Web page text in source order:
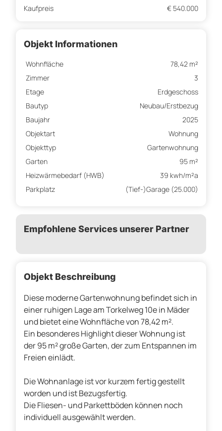
Kaufpreis € 540.000
Objekt Informationen
Wohnfläche
78,42 m²
Zimmer
3
Etage
Erdgeschoss
Bautyp
Neubau/Erstbezug
Baujahr
2025
Objektart
Wohnung
Objekttyp
Gartenwohnung
Garten
95 m²
Heizwärmebedarf (HWB)
39 kwh/m²a
Parkplatz
(Tief-)Garage (25.000)
Empfohlene Services unserer Partner
Objekt Beschreibung
Diese moderne Gartenwohnung befindet sich in
einer ruhigen Lage am Torkelweg 10e in Mäder
und bietet eine Wohnfläche von 78,42 m².
Ein besonderes Highlight dieser Wohnung ist
der 95 m² große Garten, der zum Entspannen im
Freien einlädt.
Die Wohnanlage ist vor kurzem fertig gestellt
worden und ist Bezugsfertig.
Die Fliesen- und Parkettböden können noch
individuell ausgewählt werden.